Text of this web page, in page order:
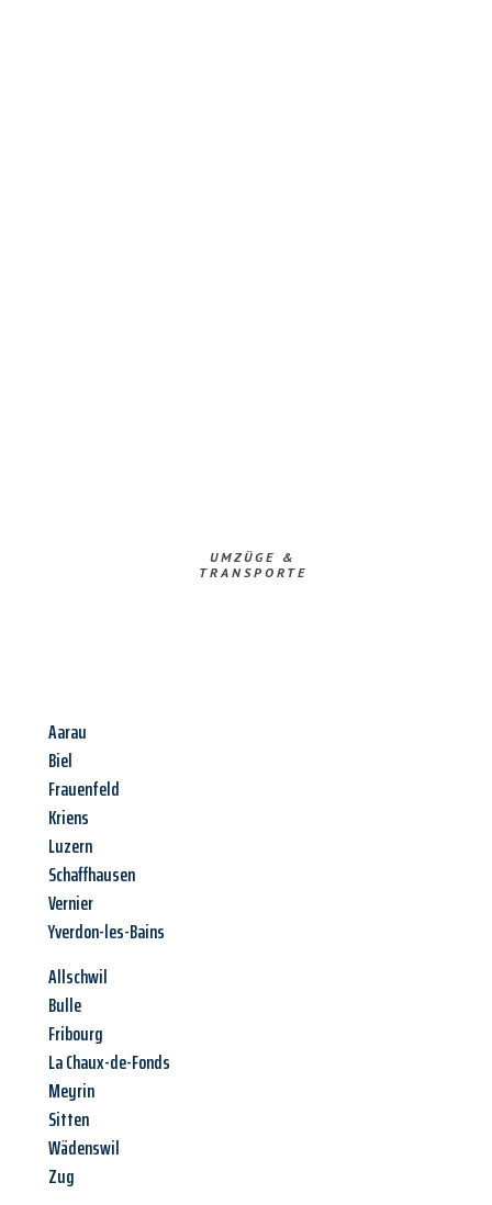
UMZÜGE &
TRANSPORTE
Aarau
Biel
Frauenfeld
Kriens
Luzern
Schaffhausen
Vernier
Yverdon-les-Bains
Allschwil
Bulle
Fribourg
La Chaux-de-Fonds
Meyrin
Sitten
Wädenswil
Zug